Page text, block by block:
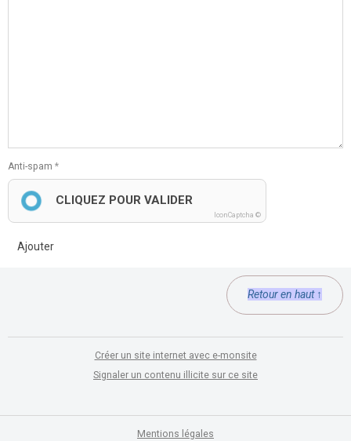
Anti-spam
CLIQUEZ POUR VALIDER
IconCaptcha ©
Ajouter
Retour en haut ↑
Créer un site internet avec e-monsite
Signaler un contenu illicite sur ce site
Mentions légales